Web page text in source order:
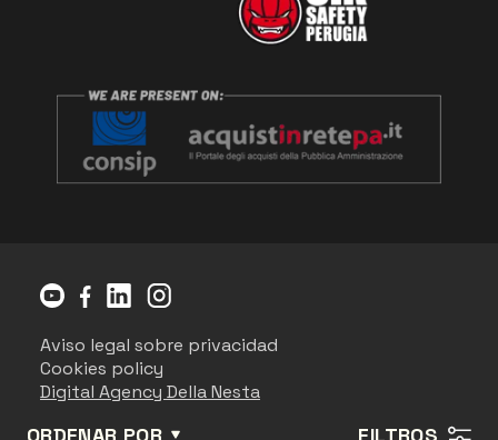
Aviso legal sobre privacidad
Cookies policy
Digital Agency Della Nesta